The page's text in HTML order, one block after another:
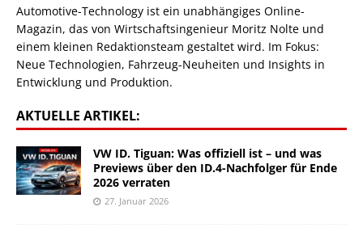
Automotive-Technology ist ein unabhängiges Online-
Magazin, das von Wirtschaftsingenieur Moritz Nolte und
einem kleinen Redaktionsteam gestaltet wird. Im Fokus:
Neue Technologien, Fahrzeug-Neuheiten und Insights in
Entwicklung und Produktion.
AKTUELLE ARTIKEL:
VW ID. Tiguan: Was offiziell ist – und was
Previews über den ID.4-Nachfolger für Ende
2026 verraten
27. Januar 2026